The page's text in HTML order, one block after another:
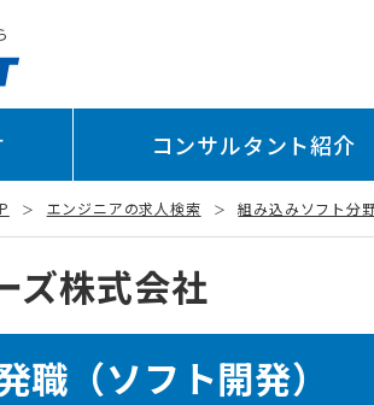
コンサルタント紹介
エンジニアの求人検索 組み込みソフト分
ズ株式会社
職（ソフト開発）